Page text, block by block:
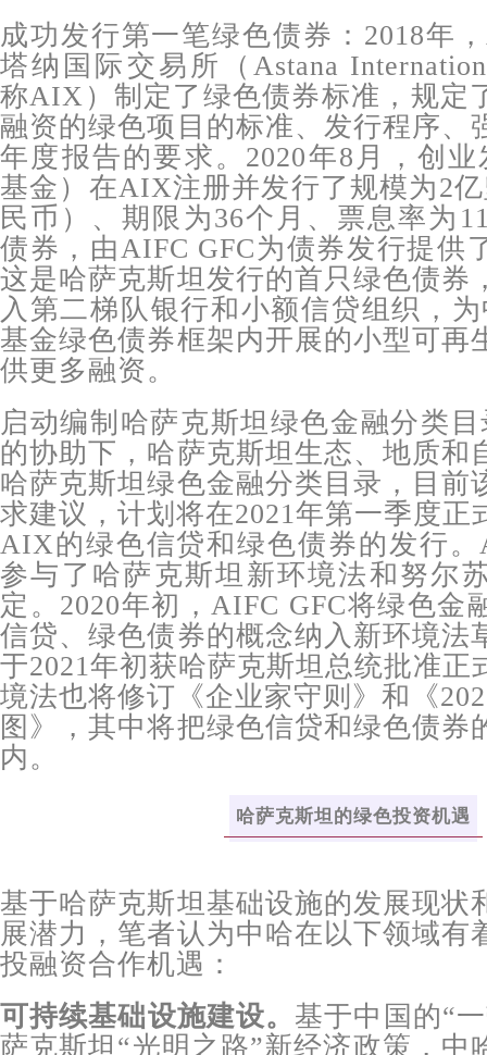
成功发行第一笔绿色债券：2018年
塔纳国际交易所（Astana
称AIX）制定了绿色债券标准，规定
融资的绿色项目的标准、发行程序、
年度报告的要求。2020年8月，创业
基金）在AIX注册并发行了规模为2
民币）、期限为36个月、票息率为
债券，由AIFC GFC为债券发行提供
这是哈萨克斯坦发行的首只绿色债券
入第二梯队银行和小额信贷组织，
基金绿色债券框架内开展的小型可再
供更多融资。
启动编制哈萨克斯坦绿色金融分类
的协助下，哈萨克斯坦生态、地质和
哈萨克斯坦绿色金融分类目录，目前
求建议，计划将在2021年第一季度正
AIX的绿色信贷和绿色债券的发行。
参与了哈萨克斯坦新环境法和努尔
定。2020年初，AIFC GFC将绿色金
信贷、绿色债券的概念纳入新环境法
于2021年初获哈萨克斯坦总统批准正
境法也将修订《企业家守则》和《
图》，其中将把绿色信贷和绿色债券
内。
哈萨克斯坦的绿色投资机遇
基于哈萨克斯坦基础设施的发展现状
展潜力，笔者认为中哈在以下领域有
投融资合作机遇：
可持续基础设施建设。 基于中国的“
萨克斯坦“光明之路”新经济政策，中